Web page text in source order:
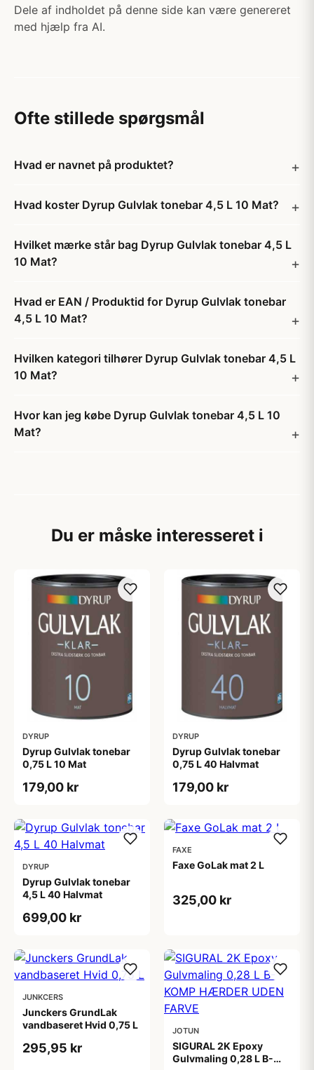
Dele af indholdet på denne side kan være genereret
med hjælp fra AI.
Ofte stillede spørgsmål
Hvad er navnet på produktet?
Hvad koster Dyrup Gulvlak tonebar 4,5 L 10 Mat?
Hvilket mærke står bag Dyrup Gulvlak tonebar 4,5 L
10 Mat?
Hvad er EAN / Produktid for Dyrup Gulvlak tonebar
4,5 L 10 Mat?
Hvilken kategori tilhører Dyrup Gulvlak tonebar 4,5 L
10 Mat?
Hvor kan jeg købe Dyrup Gulvlak tonebar 4,5 L 10
Mat?
Du er måske interesseret i
DYRUP
Dyrup Gulvlak tonebar
0,75 L 10 Mat
179,00 kr
DYRUP
Dyrup Gulvlak tonebar
0,75 L 40 Halvmat
179,00 kr
DYRUP
Dyrup Gulvlak tonebar
4,5 L 40 Halvmat
699,00 kr
FAXE
Faxe GoLak mat 2 L
325,00 kr
JUNKCERS
Junckers GrundLak
vandbaseret Hvid 0,75 L
295,95 kr
JOTUN
SIGURAL 2K Epoxy
Gulvmaling 0,28 L B-